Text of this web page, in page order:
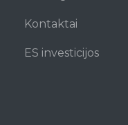
Kontaktai
ES investicijos